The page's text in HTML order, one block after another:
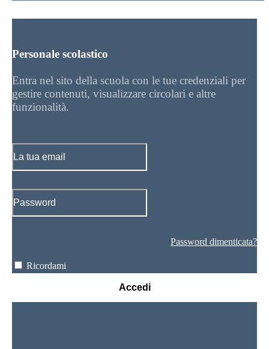
Personale scolastico
Entra nel sito della scuola con le tue credenziali per
gestire contenuti, visualizzare circolari e altre
funzionalità.
Password dimenticata?
Ricordami
Accedi